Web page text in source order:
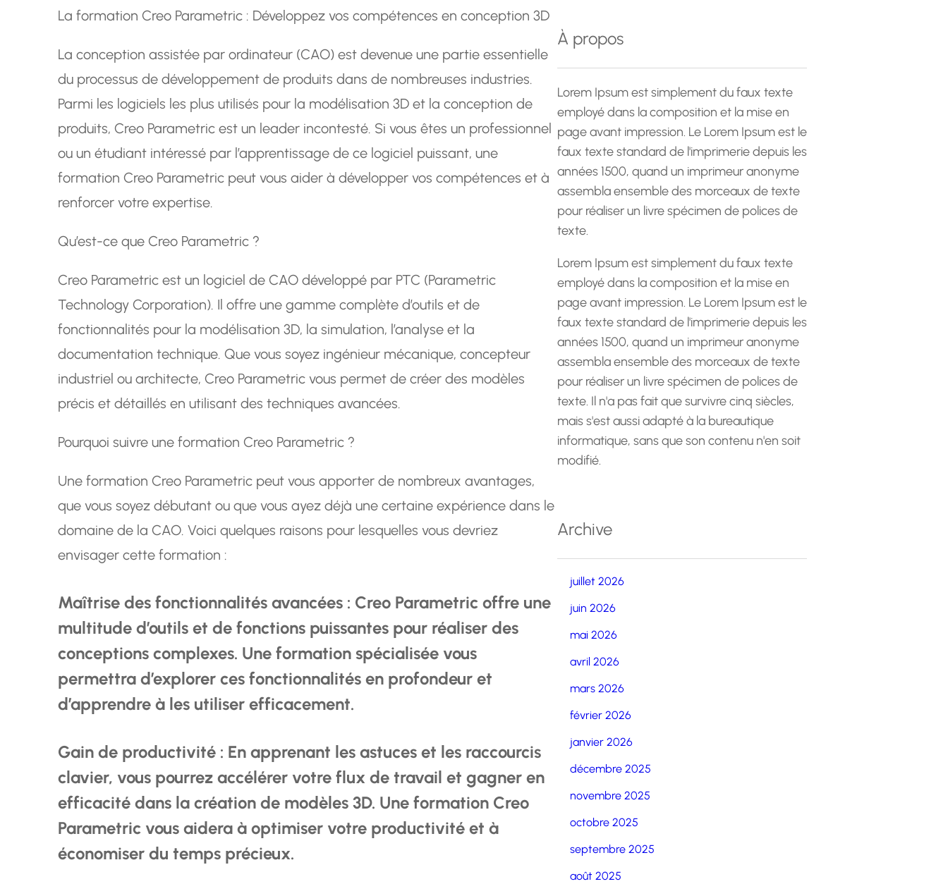
La formation Creo Parametric : Développez vos compétences en conception 3D
La conception assistée par ordinateur (CAO) est devenue une partie essentielle
du processus de développement de produits dans de nombreuses industries.
Parmi les logiciels les plus utilisés pour la modélisation 3D et la conception de
produits, Creo Parametric est un leader incontesté. Si vous êtes un professionnel
ou un étudiant intéressé par l’apprentissage de ce logiciel puissant, une
formation Creo Parametric peut vous aider à développer vos compétences et à
renforcer votre expertise.
Qu’est-ce que Creo Parametric ?
Creo Parametric est un logiciel de CAO développé par PTC (Parametric
Technology Corporation). Il offre une gamme complète d’outils et de
fonctionnalités pour la modélisation 3D, la simulation, l’analyse et la
documentation technique. Que vous soyez ingénieur mécanique, concepteur
industriel ou architecte, Creo Parametric vous permet de créer des modèles
précis et détaillés en utilisant des techniques avancées.
Pourquoi suivre une formation Creo Parametric ?
Une formation Creo Parametric peut vous apporter de nombreux avantages,
que vous soyez débutant ou que vous ayez déjà une certaine expérience dans le
domaine de la CAO. Voici quelques raisons pour lesquelles vous devriez
envisager cette formation :
Maîtrise des fonctionnalités avancées : Creo Parametric offre une
multitude d’outils et de fonctions puissantes pour réaliser des
conceptions complexes. Une formation spécialisée vous
permettra d’explorer ces fonctionnalités en profondeur et
d’apprendre à les utiliser efficacement.
Gain de productivité : En apprenant les astuces et les raccourcis
clavier, vous pourrez accélérer votre flux de travail et gagner en
efficacité dans la création de modèles 3D. Une formation Creo
Parametric vous aidera à optimiser votre productivité et à
économiser du temps précieux.
r
c
h
e
À propos
Lorem Ipsum est simplement du faux texte
employé dans la composition et la mise en
page avant impression. Le Lorem Ipsum est le
faux texte standard de l'imprimerie depuis les
années 1500, quand un imprimeur anonyme
assembla ensemble des morceaux de texte
pour réaliser un livre spécimen de polices de
texte.
Lorem Ipsum est simplement du faux texte
employé dans la composition et la mise en
page avant impression. Le Lorem Ipsum est le
faux texte standard de l'imprimerie depuis les
années 1500, quand un imprimeur anonyme
assembla ensemble des morceaux de texte
pour réaliser un livre spécimen de polices de
texte. Il n'a pas fait que survivre cinq siècles,
mais s'est aussi adapté à la bureautique
informatique, sans que son contenu n'en soit
modifié.
Archive
juillet 2026
juin 2026
mai 2026
avril 2026
mars 2026
février 2026
janvier 2026
décembre 2025
novembre 2025
octobre 2025
septembre 2025
août 2025